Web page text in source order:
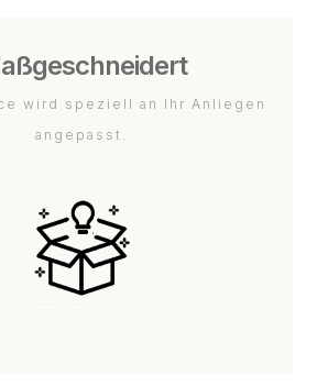
wird speziell an Ihr Anliegen
angepasst.